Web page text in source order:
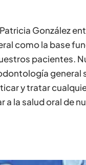
González
como la base
pacientes.
general
y tratar
a la salud oral de